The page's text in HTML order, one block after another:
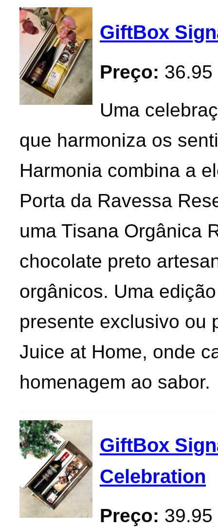
GiftBox
Preço: 36.95
Uma
que harmoniza os
Harmonia combina a
Porta da Ravessa
uma Tisana Orgânica
chocolate preto
orgânicos. Uma
presente exclusivo ou
Juice at Home, onde
homenagem ao sabor.
GiftBox
Celebration
Preço: 39.95